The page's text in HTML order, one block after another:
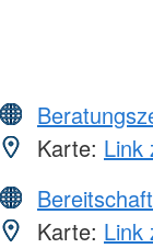
Karte: Link
Karte: Link